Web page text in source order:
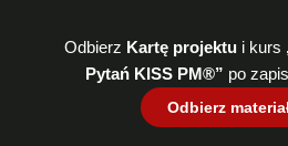
Odbierz Kartę projektu i kurs
Pytań KISS PM®” po
Odbierz